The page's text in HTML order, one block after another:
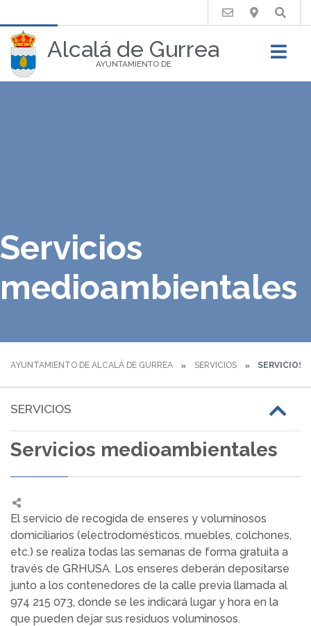
Alcalá de Gurrea
AYUNTAMIENTO DE
Buscar
Servicios
medioambientales
AYUNTAMIENTO DE ALCALÁ DE GURREA SERVICIOS SERVICIOS
SERVICIOS
Servicios medioambientales
El servicio de recogida de enseres y voluminosos
domiciliarios (electrodomésticos, muebles, colchones,
etc.) se realiza todas las semanas de forma gratuita a
través de GRHUSA. Los enseres deberán depositarse
junto a los contenedores de la calle previa llamada al
974 215 073, donde se les indicará lugar y hora en la
que pueden dejar sus residuos voluminosos.